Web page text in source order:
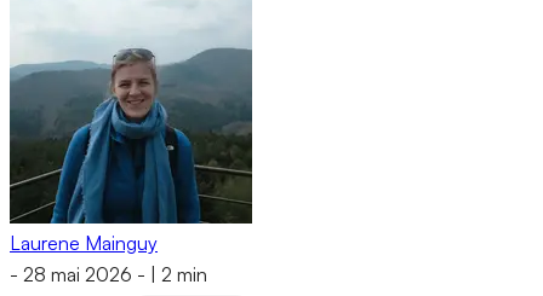
Laurene Mainguy
- 28 mai 2026 - 2 min